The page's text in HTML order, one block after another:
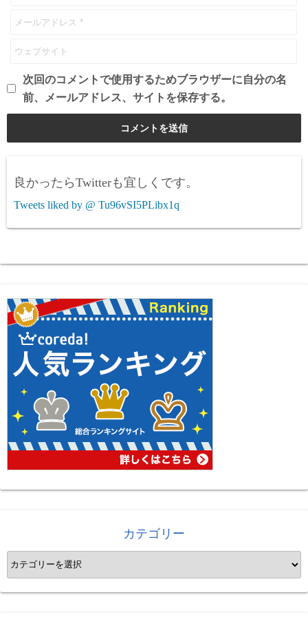
次回のコメントで使用するためブラウザーに自分の名
前、メールアドレス、サイトを保存する。
良かったらTwitterも宜しくです。
Tweets liked by @ Tu96vSI5PLibx1q
カテゴリー
カ
テ
ゴ